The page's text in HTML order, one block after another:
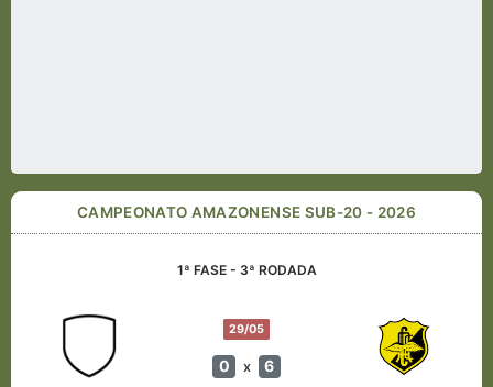
CAMPEONATO AMAZONENSE SUB-20 - 2026
1ª FASE - 3ª RODADA
29/05
0 x 6